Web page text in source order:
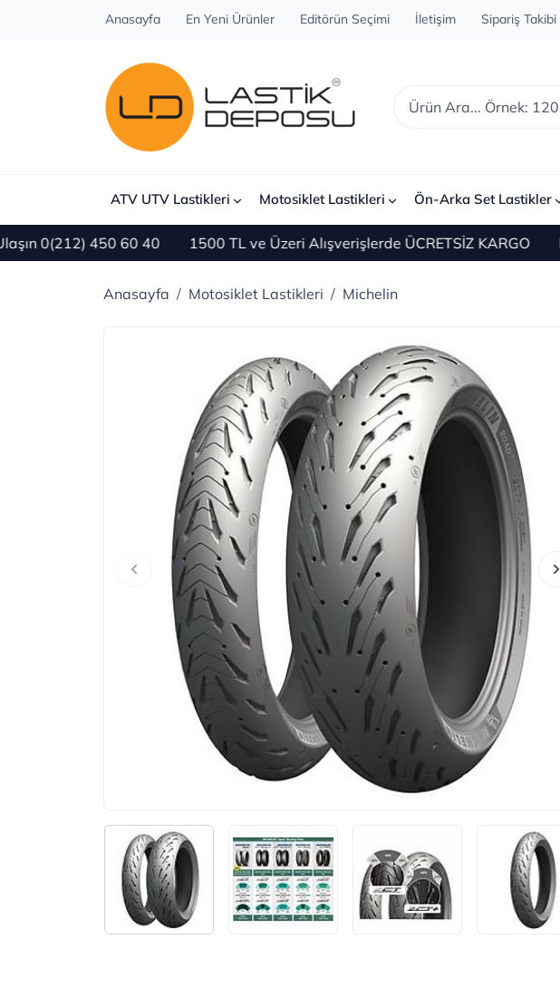
Anasayfa En Yeni Ürünler Editörün Seçimi İletişim Sipariş Takibi
ATV UTV Lastikleri Motosiklet Lastikleri Ön-Arka Set Lastikler
0(212) 450 60 40 1500 TL ve Üzeri Alışverişlerde ÜCRETSİZ KARGO Bize
Anasayfa Motosiklet Lastikleri Michelin